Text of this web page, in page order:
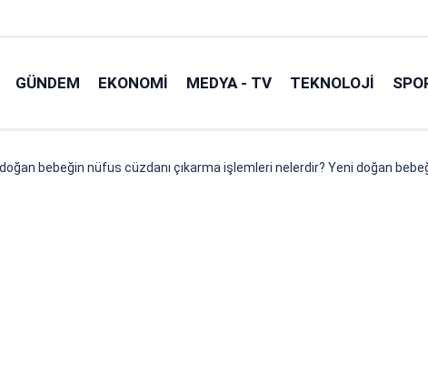
GÜNDEM EKONOMI MEDYA - TV TEKNOLOJI
bebeğin nüfus cüzdanı çıkarma işlemleri nelerdir? Yeni doğan